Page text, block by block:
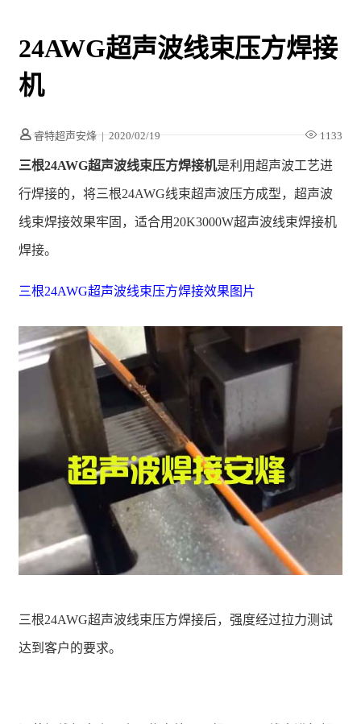
24AWG超声波线束压方焊接
机
睿特超声安烽 | 2020/02/19 1133
三根24AWG超声波线束压方焊接机是利用超声波工艺进
行焊接的，将三根24AWG线束超声波压方成型，超声波
线束焊接效果牢固，适合用20K3000W超声波线束焊接机
焊接。
三根24AWG超声波线束压方焊接效果图片
三根24AWG超声波线束压方焊接后，强度经过拉力测试
达到客户的要求。